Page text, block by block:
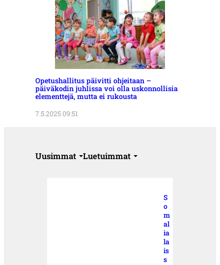
Opetushallitus päivitti ohjeitaan –
päiväkodin juhlissa voi olla uskonnollisia
elementtejä, mutta ei rukousta
7.5.2025 09:51
Uusimmat Luetuimmat
S
o
m
al
ia
la
is
s